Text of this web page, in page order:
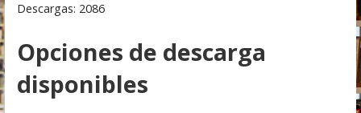
Descargas: 2086
Opciones de descarga
disponibles